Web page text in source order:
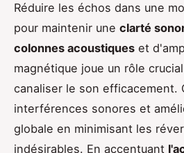
Réduire les échos dans une
pour maintenir une clarté
colonnes acoustiques et
magnétique joue un rôle
canaliser le son efficacement.
interférences sonores et
globale en minimisant les
indésirables. En accentuant